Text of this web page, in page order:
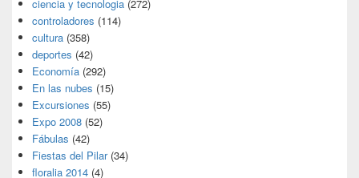
ciencia y tecnologia (272)
controladores (114)
cultura (358)
deportes (42)
Economía (292)
En las nubes (15)
Excursiones (55)
Expo 2008 (52)
Fábulas (42)
Fiestas del Pilar(34)
floralia 2014 (4)